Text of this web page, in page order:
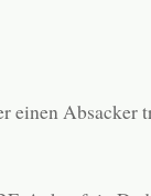
einen Absacker